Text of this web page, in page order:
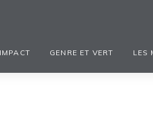
IMPACT GENRE ET VERT LES